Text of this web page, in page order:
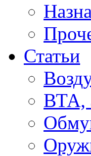
Статьи
ВТА,